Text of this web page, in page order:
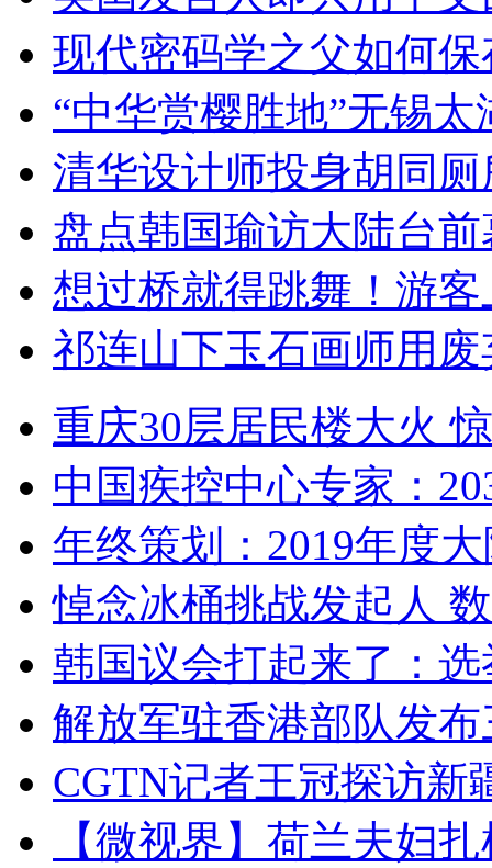
现代密码学之父如何
“中华赏樱胜地”无锡
清华设计师投身胡同
盘点韩国瑜访大陆台
想过桥就得跳舞！游客
祁连山下玉石画师用
重庆30层居民楼大火
中国疾控中心专家：
年终策划：2019年度
悼念冰桶挑战发起人
韩国议会打起来了：
解放军驻香港部队发
CGTN记者王冠探访新
【微视界】荷兰夫妇